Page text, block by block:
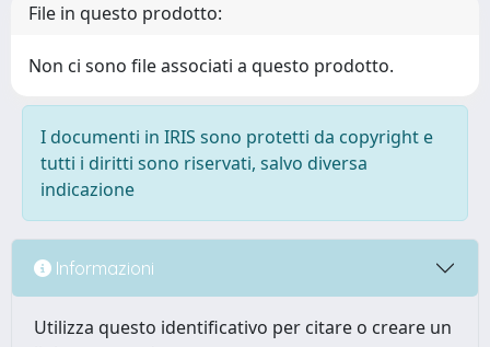
File in questo prodotto:
Non ci sono file associati a questo prodotto.
I documenti in IRIS sono protetti da copyright e
tutti i diritti sono riservati, salvo diversa
indicazione
Informazioni
Utilizza questo identificativo per citare o creare un